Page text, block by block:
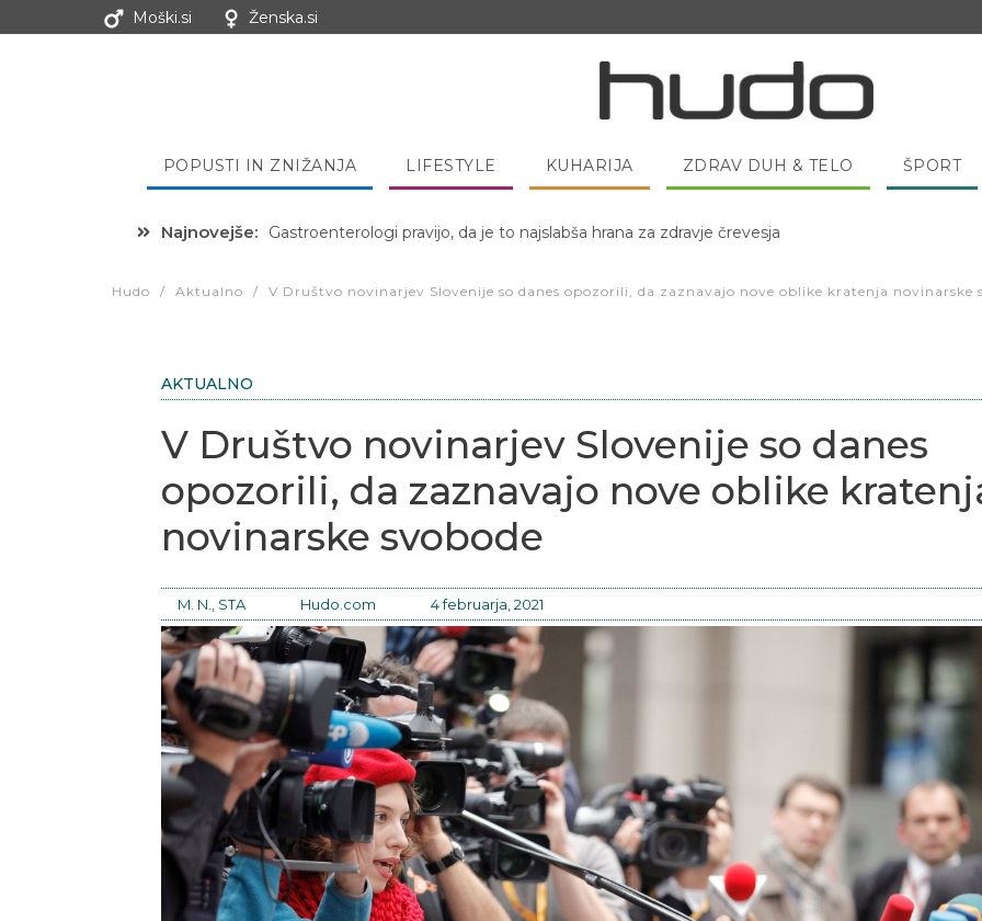
Moški.si Ženska.si
POPUSTI IN ZNIŽANJA LIFESTYLE KUHARIJA ZDRAV DUH & TELO ŠPORT
Najnovejše: Hibernacijska dieta: Zakaj je pred spanjem dobro pojesti žlico medu?
Hudo / Aktualno / V Društvo novinarjev Slovenije so danes opozorili, da zaznavajo nove oblike kratenja novinarske
AKTUALNO
V Društvo novinarjev Slovenije so danes
opozorili, da zaznavajo nove oblike
novinarske svobode
M. N., STA Hudo.com 4 februarja, 2021